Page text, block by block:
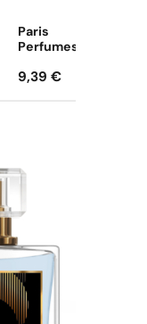
Paris
Perfumes
9,39€